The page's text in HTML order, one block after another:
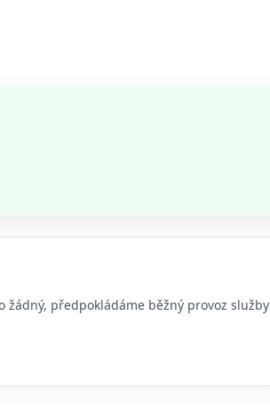
žádný, předpokládáme běžný provoz služby